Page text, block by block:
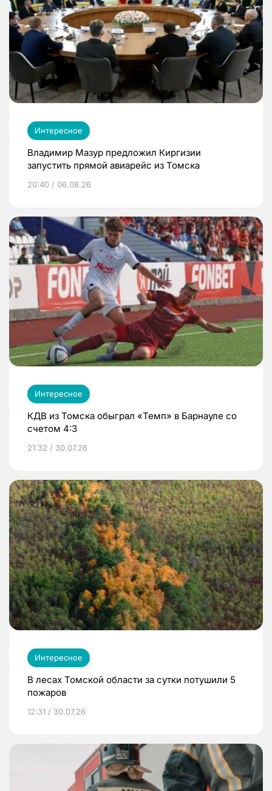
Интересное
Владимир Мазур предложил Киргизии
запустить прямой авиарейс из Томска
20:40 / 06.08.26
Интересное
КДВ из Томска обыграл «Темп» в Барнауле со
счетом 4:3
21:32 / 30.07.26
Интересное
В лесах Томской области за сутки потушили 5
пожаров
12:31 / 30.07.26